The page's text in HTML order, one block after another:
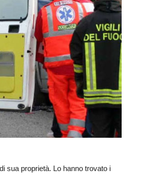
sua proprietà. Lo hanno trovato i